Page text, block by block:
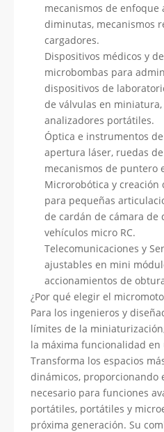
mecanismos de enfoque
diminutas, mecanismos
cargadores.
Dispositivos médicos y
microbombas para
dispositivos de
de válvulas en
analizadores portátiles.
Óptica e instrumentos
apertura láser, ruedas
mecanismos de puntero
Microrobótica y creación
para pequeñas
de cardán de cámara de
vehículos micro RC.
Telecomunicaciones y
ajustables en mini
accionamientos de
¿Por qué elegir el
Para los ingenieros y
límites de la
la máxima funcionalidad
Transforma los espacios
dinámicos, proporcionando
necesario para funciones
portátiles, portátiles y
próxima generación. Su